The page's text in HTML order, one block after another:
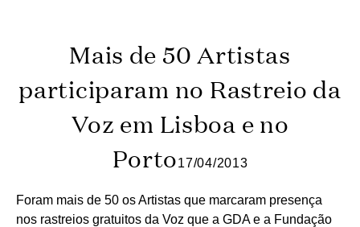
Mais de 50 Artistas
participaram no Rastreio da
Voz em Lisboa e no
Porto17/04/2013
Foram mais de 50 os Artistas que marcaram presença
nos rastreios gratuitos da Voz que a GDA e a Fundação